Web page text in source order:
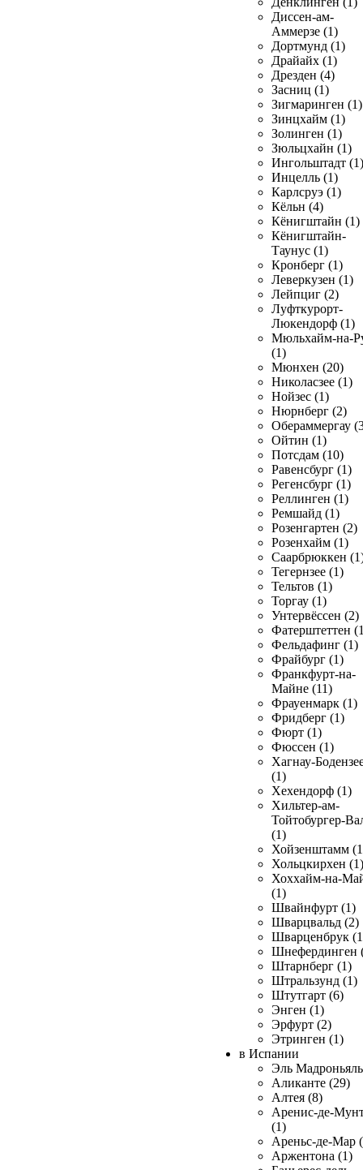
Диссен-ам-
Аммерзе (1)
Дортмунд (1)
Драйайх (1)
Дрезден (4)
Засниц (1)
Зигмаринген (1)
Зинцхайм (1)
Золинген (1)
Зюльцхайн (1)
Ингольштадт (1)
Инцелль (1)
Карлсруэ (1)
Кёльн (4)
Кёнигштайн (1)
Кёнигштайн-
Таунус (1)
Кронберг (1)
Леверкузен (1)
Лейпциг (2)
Луфткурорт-
Люкендорф (1)
Мюльхайм-на-
(1)
Мюнхен (20)
Николасзее (1)
Нойзес (1)
Нюрнберг (2)
Обераммергау
Ойтин (1)
Потсдам (10)
Равенсбург (1)
Регенсбург (1)
Реллинген (1)
Ремшайд (1)
Розенгартен (2)
Розенхайм (1)
Саарбрюккен
Тегернзее (1)
Тельтов (1)
Торгау (1)
Унтервёссен (2)
Фатерштеттен
Фельдафинг (1)
Фрайбург (1)
Франкфурт-на-
Майне (11)
Фрауенмарк (1)
Фридберг (1)
Фюрт (1)
Фюссен (1)
Хагнау-
(1)
Хехендорф (1)
Хильтер-ам-
Тойтобургер-
(1)
Хойзенштамм
Хольцкирхен (1)
Хоххайм-на-
(1)
Швайнфурт (1)
Шварцвальд (2)
Шварценбрук
Шнефердинген
Штарнберг (1)
Штральзунд (1)
Штутгарт (6)
Энген (1)
Эрфурт (2)
Этринген (1)
в Испании
Эль
Аликанте (29)
Алтея (8)
Аренис-де-
(1)
Ареньс-де-Мар
Аржентона (1)